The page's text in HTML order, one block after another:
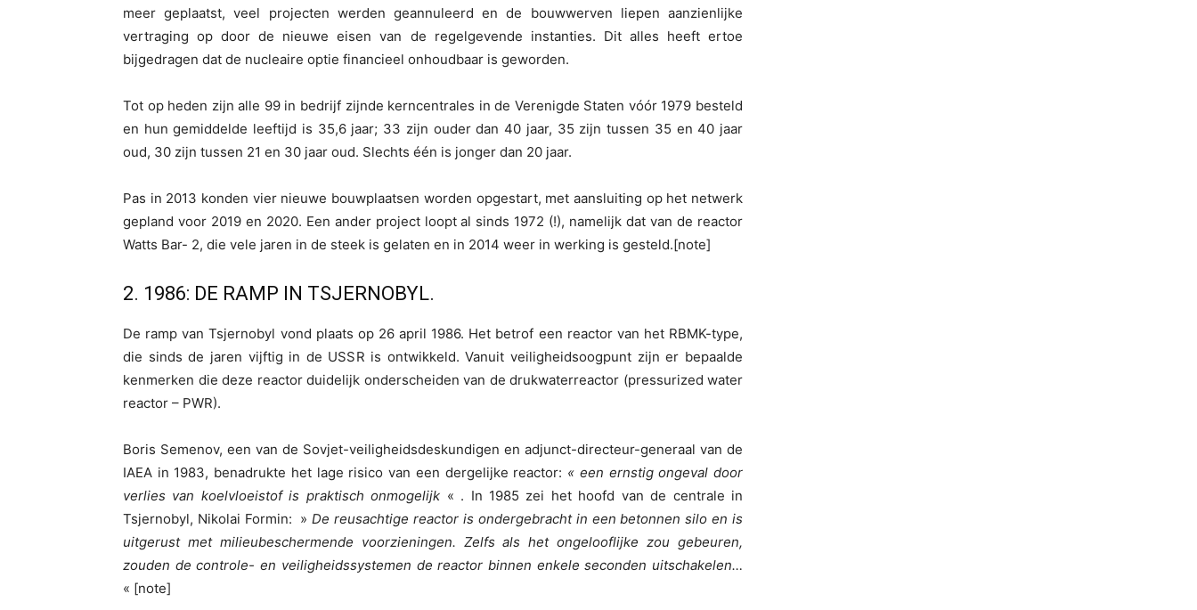
meer geplaatst, veel projecten werden geannuleerd en de bouwwerven liepen aanzienlijke
vertraging op door de nieuwe eisen van de regelgevende instanties. Dit alles heeft ertoe
bijgedragen dat de nucleaire optie financieel onhoudbaar is geworden.
Tot op heden zijn alle 99 in bedrijf zijnde kerncentrales in de Verenigde Staten vóór 1979 besteld
en hun gemiddelde leeftijd is 35,6 jaar; 33 zijn ouder dan 40 jaar, 35 zijn tussen 35 en 40 jaar
oud, 30 zijn tussen 21 en 30 jaar oud. Slechts één is jonger dan 20 jaar.
Pas in 2013 konden vier nieuwe bouwplaatsen worden opgestart, met aansluiting op het netwerk
gepland voor 2019 en 2020. Een ander project loopt al sinds 1972 (!), namelijk dat van de reactor
Watts Bar- 2, die vele jaren in de steek is gelaten en in 2014 weer in werking is gesteld.[note]
2. 1986: DE RAMP IN TSJERNOBYL.
De ramp van Tsjernobyl vond plaats op 26 april 1986. Het betrof een reactor van het RBMK-type,
die sinds de jaren vijftig in de USSR is ontwikkeld. Vanuit veiligheidsoogpunt zijn er bepaalde
kenmerken die deze reactor duidelijk onderscheiden van de drukwaterreactor (pressurized water
reactor – PWR).
Boris Semenov, een van de Sovjet-veiligheidsdeskundigen en adjunct-directeur-generaal van de
IAEA in 1983, benadrukte het lage risico van een dergelijke reactor: « een ernstig ongeval door
verlies van koelvloeistof is praktisch onmogelijk « . In 1985 zei het hoofd van de centrale in
Tsjernobyl, Nikolai Formin: »De reusachtige reactor is ondergebracht in een betonnen silo en is
uitgerust met milieubeschermende voorzieningen. Zelfs als het ongelooflijke zou gebeuren,
zouden de controle- en veiligheidssystemen de reactor binnen enkele seconden uitschakelen…
« [note]